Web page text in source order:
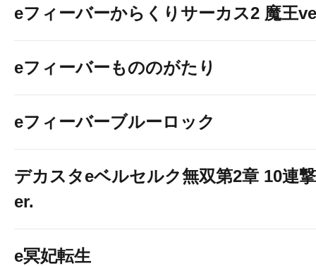
eフィーバーからくりサーカス2 魔王
eフィーバーもののがたり
eフィーバーブルーロック
デカスタeベルセルク無双第2章 10連
er.
e冥妃転生